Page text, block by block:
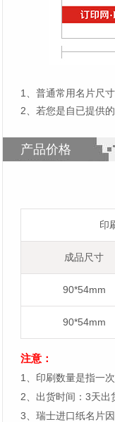
1
普通常用名片尺
2、若您是自已提供
产品价格
印
成品尺寸
90*54mm
90*54mm
注意：
1、印刷数量是指一
2、出货时间：3天出
3、瑞士进口纸名片